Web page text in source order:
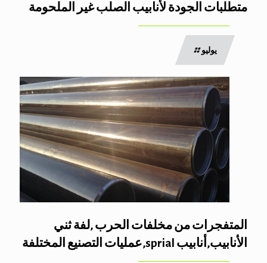
متطلبات الجودة لأنابيب الصلب غير الملحومة
يوليو
المتفجرات من مخلفات الحرب ,لفة ثني
الأنابيب,أنابيب sprial,عمليات التصنيع المختلفة